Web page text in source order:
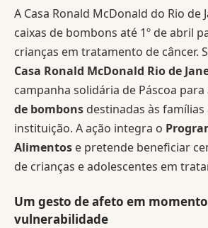
A Casa Ronald McDonald do Rio de
caixas de bombons até 1º de abril
crianças em tratamento de câncer.
Casa Ronald McDonald Rio de
campanha solidária de Páscoa
de bombons destinadas às
instituição. A ação integra o
Alimentos e pretende beneficiar
de crianças e adolescentes em
Um gesto de afeto em
vulnerabilidade